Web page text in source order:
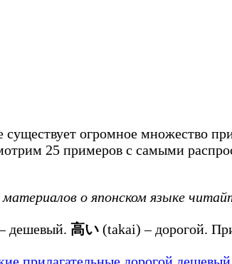
огромное множество
25 примеров с самыми
о японском языке
дешевый. 高い (takai) – дорогой.